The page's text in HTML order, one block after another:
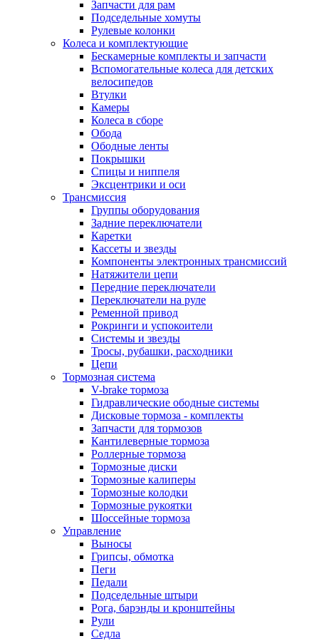
Запчасти для рам
Подседельные хомуты
Рулевые колонки
Колеса и комплектующие
Бескамерные комплекты и запчасти
Вспомогательные колеса для детских
велосипедов
Втулки
Камеры
Колеса в сборе
Обода
Ободные ленты
Покрышки
Спицы и ниппеля
Эксцентрики и оси
Трансмиссия
Группы оборудования
Задние переключатели
Каретки
Кассеты и звезды
Компоненты электронных трансмиссий
Натяжители цепи
Передние переключатели
Переключатели на руле
Ременной привод
Рокринги и успокоители
Системы и звезды
Тросы, рубашки, расходники
Цепи
Тормозная система
V-brake тормоза
Гидравлические ободные системы
Дисковые тормоза - комплекты
Запчасти для тормозов
Кантилеверные тормоза
Роллерные тормоза
Тормозные диски
Тормозные калиперы
Тормозные колодки
Тормозные рукоятки
Шоссейные тормоза
Управление
Выносы
Грипсы, обмотка
Пеги
Педали
Подседельные штыри
Рога, барэнды и кронштейны
Рули
Седла